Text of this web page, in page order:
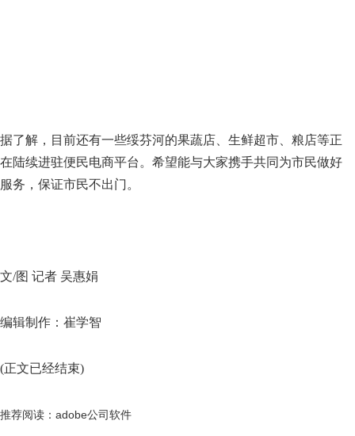
据了解，目前还有一些绥芬河的果蔬店、生鲜超市、粮店等正
在陆续进驻便民电商平台。希望能与大家携手共同为市民做好
服务，保证市民不出门。
文/图 记者 吴惠娟
编辑制作：崔学智
(正文已经结束)
推荐阅读： adobe公司软件